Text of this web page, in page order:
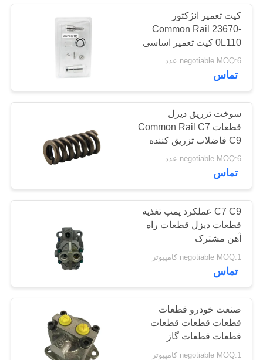
درباره
کارخانه
کنترل
کیفیت
تماس
بگیرید
اخبار
نقشه
سایت
نازل ریلی مشترک
شیر کنترل ریلی
مشترک
86
انژکتور ریلی مشترک
73
کیت تعمیر انژکتور
Common Rail 23670-
0L110 کیت تعمیر اساسی
انژکتور سوخت
negotiable MOQ:6 عدد
تماس
سوخت تزریق دیزل
قطعات Common Rail C7
C9 فاضلاب تزریق کننده
negotiable MOQ:6 عدد
تماس
C7 C9 عملکرد پمپ تغذیه
قطعات دیزل قطعات راه
آهن مشترک
negotiable MOQ:1 کامپیوتر
تماس
صنعت خودرو قطعات
قطعات قطعات قطعات
قطعات قطعات گاز
negotiable MOQ:1 کامپیوتر